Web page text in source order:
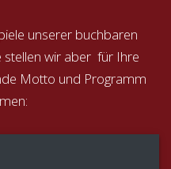
unserer buchbaren
wir aber für Ihre
Motto und Programm